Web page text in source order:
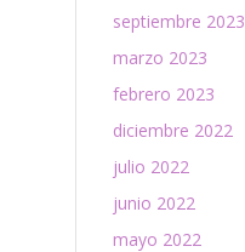
septiembre 2023
marzo 2023
febrero 2023
diciembre 2022
julio 2022
junio 2022
mayo 2022